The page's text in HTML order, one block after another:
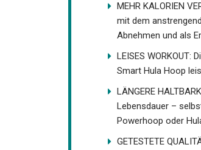
MEHR KALORIEN
mit dem
Abnehmen und als
LEISES
Smart Hula Hoop
LÄNGERE
Lebensdauer –
Powerhoop oder
GETESTETE